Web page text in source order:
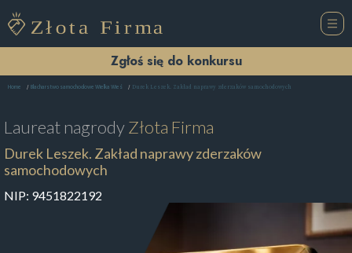
Zgłoś się do konkursu
Home Blacharstwo samochodowe Wielka Wieś Durek Leszek. Zakład naprawy zderzaków samochodowych
Laureat nagrodyZłota Firma
Durek Leszek. Zakład naprawy zderzaków
samochodowych
NIP: 9451822192